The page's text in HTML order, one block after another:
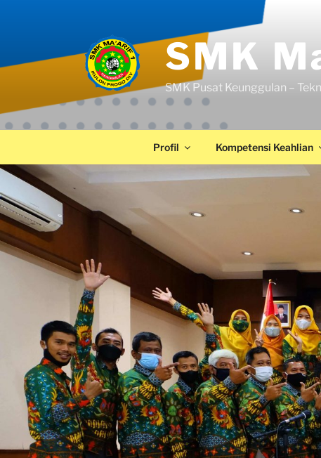
SMK
SMK Pusat Keunggulan –
Profil Kompetensi Keahlian